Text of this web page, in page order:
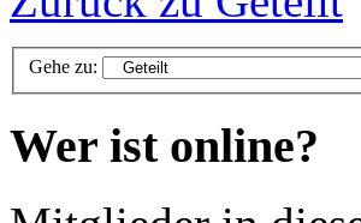
Gehe zu:
Wer ist online?